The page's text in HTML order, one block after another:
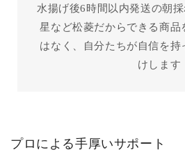
水揚げ後6時間以内発送の朝
星など松菱だからできる商品
はなく、自分たちが自信を持
けします
プロによる手厚いサポート